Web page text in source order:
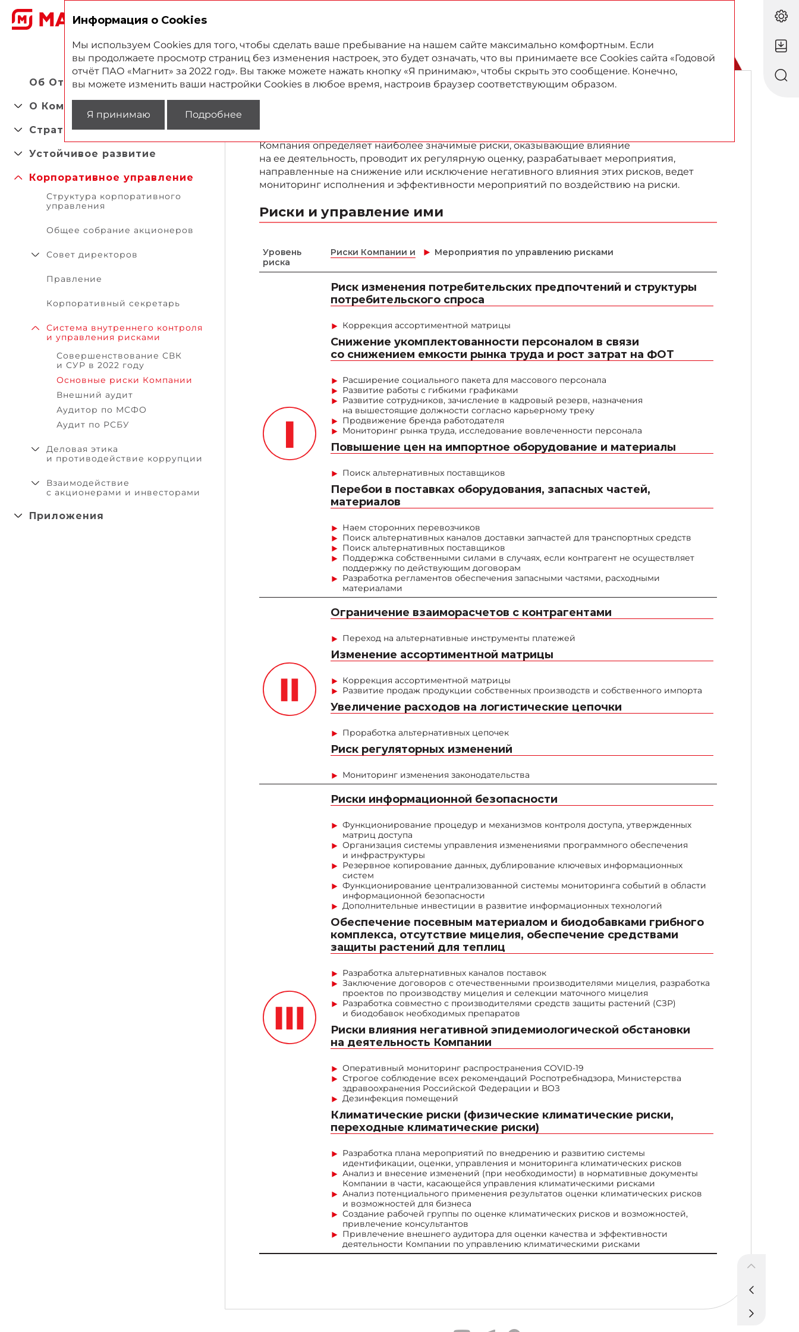
Об Oтчете
О Компании
Стратегический отчет
Устойчивое развитие
Корпоративное управление
Структура корпоративного
управления
Общее собрание акционеров
Совет директоров
Правление
Корпоративный секретарь
Система внутреннего контроля
и управления рисками
Совершенствование СВК
и СУР в 2022 году
Основные риски Компании
Внешний аудит
Аудитор по МСФО
Аудит по РСБУ
Деловая этика
и противодействие коррупции
Взаимодействие
с акционерами и инвесторами
Приложения
Основные риски Компании
Компания определяет наиболее значимые риски, оказывающие влияние
на ее деятельность, проводит их регулярную оценку, разрабатывает мероприятия,
направленные на снижение или исключение негативного влияния этих рисков, ведет
мониторинг исполнения и эффективности мероприятий по воздействию на риски.
Риски и управление ими
Уровень
риска
Риски Компании и Мероприятия по управлению рисками
Риск изменения потребительских предпочтений и структуры
потребительского спроса
Коррекция ассортиментной матрицы
Снижение укомплектованности персоналом в связи
со снижением емкости рынка труда и рост затрат на ФОТ
Расширение социального пакета для массового персонала
Развитие работы с гибкими графиками
Развитие сотрудников, зачисление в кадровый резерв, назначения
на вышестоящие должности согласно карьерному треку
Продвижение бренда работодателя
Мониторинг рынка труда, исследование вовлеченности персонала
Повышение цен на импортное оборудование и материалы
Поиск альтернативных поставщиков
Перебои в поставках оборудования, запасных частей,
материалов
Наем сторонних перевозчиков
Поиск альтернативных каналов доставки запчастей для транспортных средств
Поиск альтернативных поставщиков
Поддержка собственными силами в случаях, если контрагент не осуществляет
поддержку по действующим договорам
Разработка регламентов обеспечения запасными частями, расходными
материалами
Ограничение взаиморасчетов с контрагентами
Переход на альтернативные инструменты платежей
Изменение ассортиментной матрицы
Коррекция ассортиментной матрицы
Развитие продаж продукции собственных производств и собственного импорта
Увеличение расходов на логистические цепочки
Проработка альтернативных цепочек
Риск регуляторных изменений
Мониторинг изменения законодательства
Риски информационной безопасности
Функционирование процедур и механизмов контроля доступа, утвержденных
матриц доступа
Организация системы управления изменениями программного обеспечения
и инфраструктуры
Резервное копирование данных, дублирование ключевых информационных
систем
Функционирование централизованной системы мониторинга событий в области
информационной безопасности
Дополнительные инвестиции в развитие информационных технологий
Обеспечение посевным материалом и биодобавками грибного
комплекса, отсутствие мицелия, обеспечение средствами
защиты растений для теплиц
Разработка альтернативных каналов поставок
Заключение договоров с отечественными производителями мицелия, разработка
проектов по производству мицелия и селекции маточного мицелия
Разработка совместно с производителями средств защиты растений (СЗР)
и биодобавок необходимых препаратов
Риски влияния негативной эпидемиологической обстановки
на деятельность Компании
Оперативный мониторинг распространения COVID-19
Строгое соблюдение всех рекомендаций Роспотребнадзора, Министерства
здравоохранения Российской Федерации и ВОЗ
Дезинфекция помещений
Климатические риски (физические климатические риски,
переходные климатические риски)
Разработка плана мероприятий по внедрению и развитию системы
идентификации, оценки, управления и мониторинга климатических рисков
Анализ и внесение изменений (при необходимости) в нормативные документы
Компании в части, касающейся управления климатическими рисками
Анализ потенциального применения результатов оценки климатических рисков
и возможностей для бизнеса
Создание рабочей группы по оценке климатических рисков и возможностей,
привлечение консультантов
Привлечение внешнего аудитора для оценки качества и эффективности
деятельности Компании по управлению климатическими рисками
Информация о Cookies
Мы используем Cookies для того, чтобы сделать ваше пребывание на нашем сайте максимально комфортным. Если
вы продолжаете просмотр страниц без изменения настроек, это будет означать, что вы принимаете все Cookies сайта «Годовой
отчёт ПАО «Магнит» за 2022 год». Вы также можете нажать кнопку «Я принимаю», чтобы скрыть это сообщение. Конечно,
вы можете изменить ваши настройки Cookies в любое время, настроив браузер соответствующим образом.
Я принимаю Подробнее